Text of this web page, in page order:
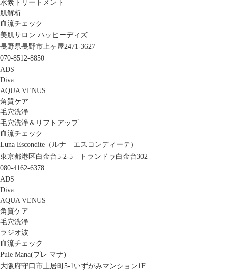
水素トリートメント
肌解析
血流チェック
美肌サロン ハッピーディズ
長野県長野市上ヶ屋2471-3627
070-8512-8850
ADS
Diva
AQUA VENUS
角質ケア
毛穴洗浄
毛穴洗浄＆リフトアップ
血流チェック
Luna Escondite（ルナ エスコンディーテ）
東京都港区白金台5-2-5 トランドゥ白金台302
080-4162-6378
ADS
Diva
AQUA VENUS
角質ケア
毛穴洗浄
ラジオ波
血流チェック
Pule Mana(プレ マナ)
大阪府守口市土居町5-1いずがみマンション1F